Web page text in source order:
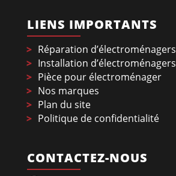
LIENS IMPORTANTS
Réparation d’électroménagers
Installation d’électroménagers
Pièce pour électroménager
Nos marques
Plan du site
Politique de confidentialité
CONTACTEZ-NOUS